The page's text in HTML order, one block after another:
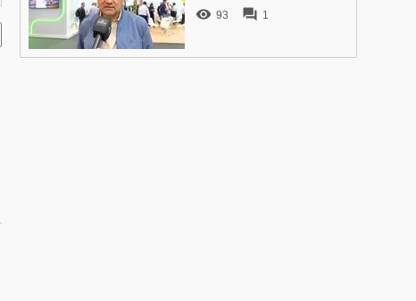
 93  1